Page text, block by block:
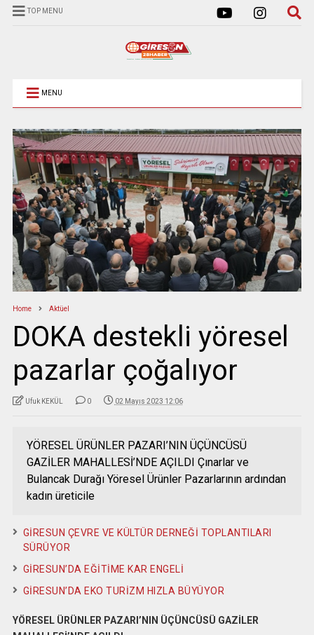
TOP MENU
MENU
Home Aktüel
DOKA destekli yöresel
pazarlar çoğalıyor
Ufuk KEKÜL 0 02 Mayıs 2023 12:06
YÖRESEL ÜRÜNLER PAZARI’NIN ÜÇÜNCÜSÜ
GAZİLER MAHALLESİ’NDE AÇILDI Çınarlar ve
Bulancak Durağı Yöresel Ürünler Pazarlarının ardından
kadın üreticile
GİRESUN ÇEVRE VE KÜLTÜR DERNEĞİ TOPLANTILARI
SÜRÜYOR
GİRESUN’DA EĞİTİME KAR ENGELİ
GİRESUN’DA EKO TURİZM HIZLA BÜYÜYOR
YÖRESEL ÜRÜNLER PAZARI’NIN ÜÇÜNCÜSÜ GAZİLER